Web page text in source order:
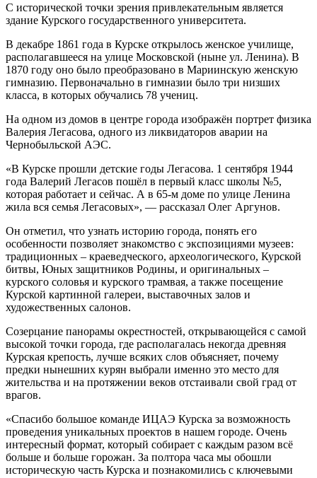
С исторической точки зрения привлекательным является
здание Курского государственного университета.
В декабре 1861 года в Курске открылось женское училище,
располагавшееся на улице Московской (ныне ул. Ленина). В
1870 году оно было преобразовано в Мариинскую женскую
гимназию. Первоначально в гимназии было три низших
класса, в которых обучались 78 учениц.
На одном из домов в центре города изображён портрет физика
Валерия Легасова, одного из ликвидаторов аварии на
Чернобыльской АЭС.
«В Курске прошли детские годы Легасова. 1 сентября 1944
года Валерий Легасов пошёл в первый класс школы №5,
которая работает и сейчас. А в 65-м доме по улице Ленина
жила вся семья Легасовых», — рассказал Олег Аргунов.
Он отметил, что узнать историю города, понять его
особенности позволяет знакомство с экспозициями музеев:
традиционных – краеведческого, археологического, Курской
битвы, Юных защитников Родины, и оригинальных –
курского соловья и курского трамвая, а также посещение
Курской картинной галереи, выставочных залов и
художественных салонов.
Созерцание панорамы окрестностей, открывающейся с самой
высокой точки города, где располагалась некогда древняя
Курская крепость, лучше всяких слов объясняет, почему
предки нынешних курян выбрали именно это место для
жительства и на протяжении веков отстаивали свой град от
врагов.
«Спасибо большое команде ИЦАЭ Курска за возможность
проведения уникальных проектов в нашем городе. Очень
интересный формат, который собирает с каждым разом всё
больше и больше горожан. За полтора часа мы обошли
историческую часть Курска и познакомились с ключевыми